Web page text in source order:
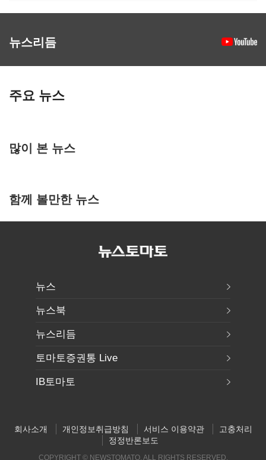
뉴스리듬
주요 뉴스
많이 본 뉴스
함께 볼만한 뉴스
뉴스
뉴스북
뉴스리듬
토마토증권통 Live
IB토마토
회사소개 개인정보취급방침 서비스 이용약관
고충처리
정정반론보도
COPYRIGHT © NEWSTOMATO. ALL RIGHTS RESERVED.